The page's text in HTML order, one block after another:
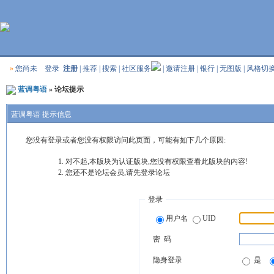
»您尚未 登录 注册| 推荐| 搜索| 社区服务 | 邀请注册| 银行 无图版 风格切
蓝调粤语» 论坛提示
蓝调粤语 提示信息
您没有登录或者您没有权限访问此页面，可能有如下几个原因:
对不起,本版块为认证版块,您没有权限查看此版块的内容!
您还不是论坛会员,请先登录论坛
登录
用户名 UID
密 码
隐身登录 是